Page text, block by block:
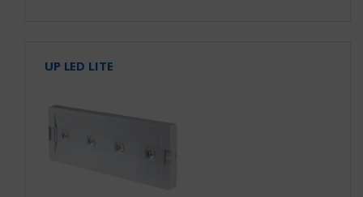
UP LED LITE